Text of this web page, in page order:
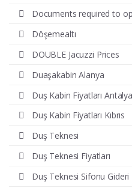
Documents required to
Döşemealtı
DOUBLE Jacuzzi Prices
Duaşakabin Alanya
Duş Kabin Fiyatları Antalya
Duş Kabin Fiyatları Kıbrıs
Duş Teknesi
Duş Teknesi Fiyatları
Duş Teknesi Sifonu Gideri